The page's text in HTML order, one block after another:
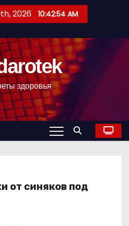
2026 10:42:56 AM
здоровья
от синяков под